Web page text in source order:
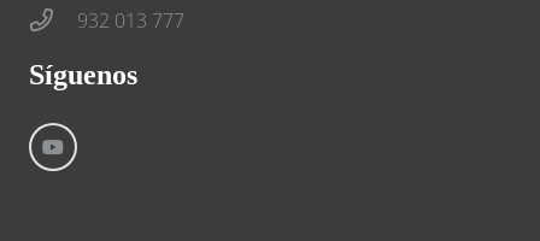
932 013 777
Síguenos